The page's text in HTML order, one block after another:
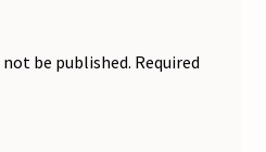
be published. Required